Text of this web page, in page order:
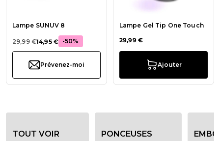
Lampe SUNUV 8
29,99 €14,95 € -50%
Prévenez-moi
Lampe Gel Tip One Touch
29,99 €
Ajouter
Options de filtre de catégorie
TOUT VOIR PONCEUSES